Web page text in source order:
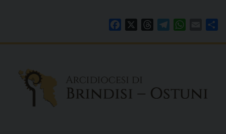
FacebookThreadsTelegram Email